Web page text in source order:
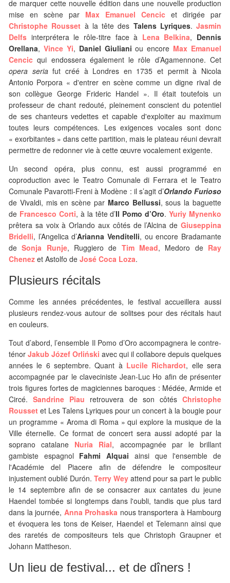
de marquer cette nouvelle édition dans une nouvelle production
mise en scène par Max Emanuel Cencic et dirigée par
Christophe Rousset à la tête des Talens Lyriques. Jasmin
Delfs interprétera le rôle-titre face à Lena Belkina, Dennis
Orellana, Vince Yi, Daniel Giuliani ou encore Max Emanuel
Cencic qui endossera également le rôle d’Agamennone. Cet
opera seriafut créé à Londres en 1735 et permit à Nicola
Antonio Porpora « d'entrer en scène comme un digne rival de
son collègue George Frideric Handel ». Il était toutefois un
professeur de chant redouté, pleinement conscient du potentiel
de ses chanteurs vedettes et capable d'exploiter au maximum
toutes leurs compétences. Les exigences vocales sont donc
« exorbitantes » dans cette partition, mais le plateau réuni devrait
permettre de redonner vie à cette œuvre vocalement exigente.
Un second opéra, plus connu, est aussi programmé en
coproduction avec le Teatro Comunale di Ferrara et le Teatro
Comunale Pavarotti-Freni à Modène : il s’agit d’Orlando Furioso
de Vivaldi, mis en scène par Marco Bellussi, sous la baguette
de Francesco Corti, à la tête d’Il Pomo d’Oro.Yuriy Mynenko
prêtera sa voix à Orlando aux côtés de l’Alcina de Giuseppina
Bridelli, l’Angelica d’Arianna Venditelli, ou encore Bradamante
deSonja Runje, Ruggiero de Tim Mead, Medoro de Ray
Chenez et Astolfo de José Coca Loza.
Plusieurs récitals
Comme les années précédentes, le festival accueillera aussi
plusieurs rendez-vous autour de solitses pour des récitals haut
en couleurs.
Tout d’abord, l’ensemble Il Pomo d’Oro accompagnera le contre-
ténor Jakub Józef Orliński avec qui il collabore depuis quelques
années le 6 septembre. Quant à Lucile Richardot, elle sera
accompagnée par le claveciniste Jean-Luc Ho afin de présenter
trois figures fortes de magiciennes baroques : Médée, Armide et
Circé.Sandrine Piau retrouvera de son côtésChristophe
Rousset et Les Talens Lyriques pour un concert à la bougie pour
un programme « Aroma di Roma » qui explore la musique de la
Ville éternelle. Ce format de concert sera aussi adopté par la
soprano catalane Nuria Rial, accompagnée par le brillant
gambiste espagnol Fahmi Alquai ainsi que l'ensemble de
l'Académie del Piacere afin de défendre le compositeur
injustement oublié Durón. Terry Wey attend pour sa part le public
le 14 septembre afin de se consacrer aux cantates du jeune
Haendel tombée si longtemps dans l'oubli, tandis que plus tard
dans la journée, Anna Prohaska nous transportera à Hambourg
et évoquera les tons de Keiser, Haendel et Telemann ainsi que
des raretés de compositeurs tels que Christoph Graupner et
Johann Mattheson.
Un lieu de festival... et de dîners !